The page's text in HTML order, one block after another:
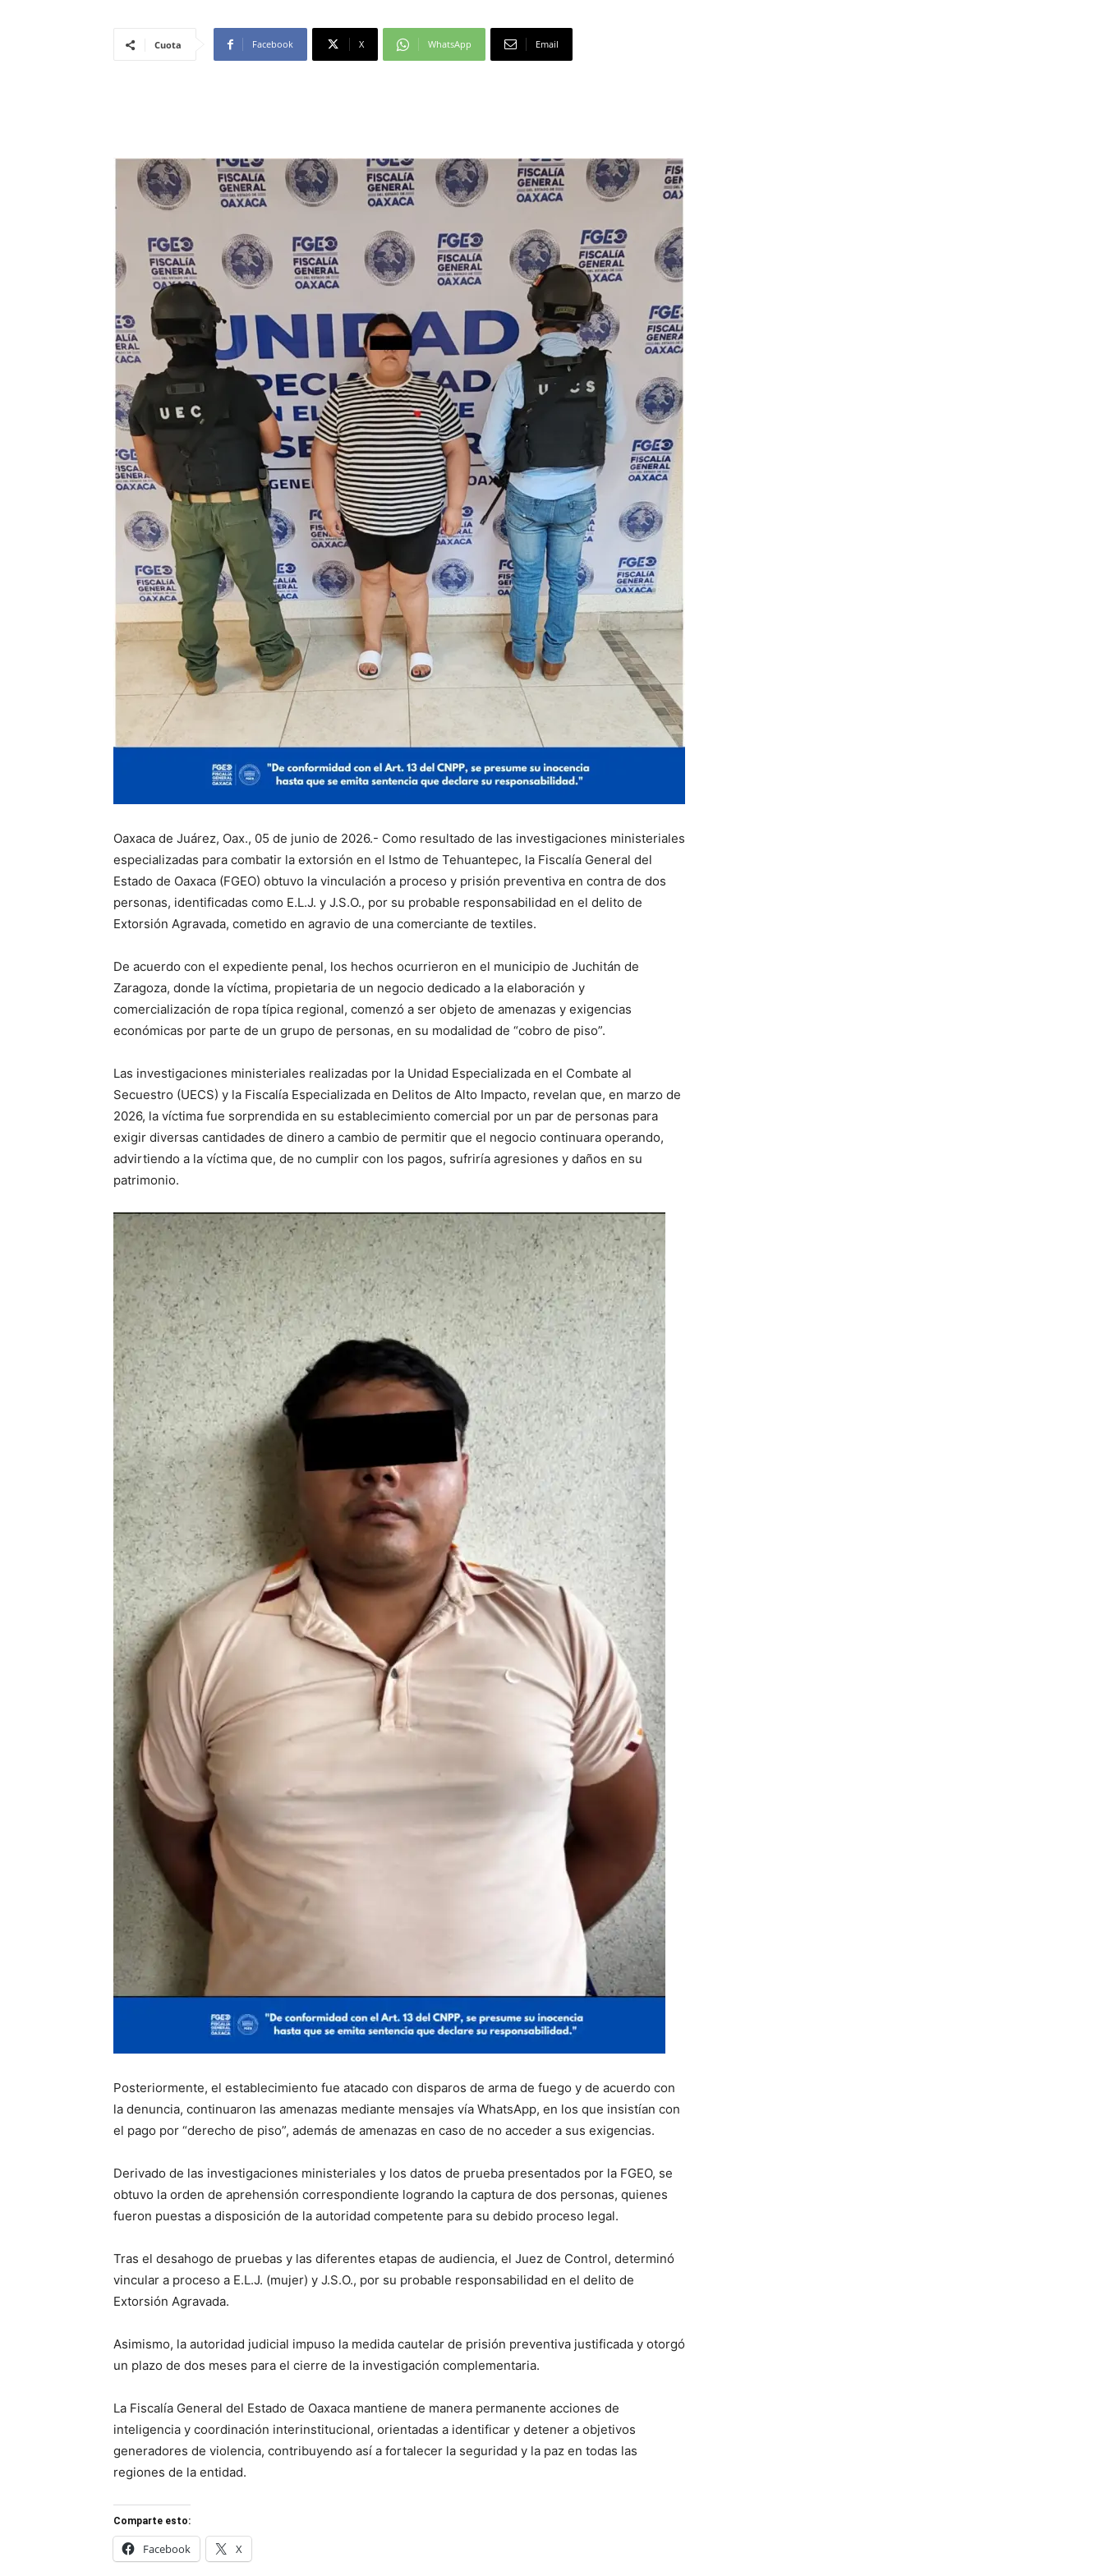
Cuota Facebook X WhatsApp Email
Oaxaca de Juárez, Oax., 05 de junio de 2026.- Como resultado de las investigaciones ministeriales
especializadas para combatir la extorsión en el Istmo de Tehuantepec, la Fiscalía General del
Estado de Oaxaca (FGEO) obtuvo la vinculación a proceso y prisión preventiva en contra de dos
personas, identificadas como E.L.J. y J.S.O., por su probable responsabilidad en el delito de
Extorsión Agravada, cometido en agravio de una comerciante de textiles.
De acuerdo con el expediente penal, los hechos ocurrieron en el municipio de Juchitán de
Zaragoza, donde la víctima, propietaria de un negocio dedicado a la elaboración y
comercialización de ropa típica regional, comenzó a ser objeto de amenazas y exigencias
económicas por parte de un grupo de personas, en su modalidad de “cobro de piso”.
Las investigaciones ministeriales realizadas por la Unidad Especializada en el Combate al
Secuestro (UECS) y la Fiscalía Especializada en Delitos de Alto Impacto, revelan que, en marzo de
2026, la víctima fue sorprendida en su establecimiento comercial por un par de personas para
exigir diversas cantidades de dinero a cambio de permitir que el negocio continuara operando,
advirtiendo a la víctima que, de no cumplir con los pagos, sufriría agresiones y daños en su
patrimonio.
Posteriormente, el establecimiento fue atacado con disparos de arma de fuego y de acuerdo con
la denuncia, continuaron las amenazas mediante mensajes vía WhatsApp, en los que insistían con
el pago por “derecho de piso”, además de amenazas en caso de no acceder a sus exigencias.
Derivado de las investigaciones ministeriales y los datos de prueba presentados por la FGEO, se
obtuvo la orden de aprehensión correspondiente logrando la captura de dos personas, quienes
fueron puestas a disposición de la autoridad competente para su debido proceso legal.
Tras el desahogo de pruebas y las diferentes etapas de audiencia, el Juez de Control, determinó
vincular a proceso a E.L.J. (mujer) y J.S.O., por su probable responsabilidad en el delito de
Extorsión Agravada.
Asimismo, la autoridad judicial impuso la medida cautelar de prisión preventiva justificada y otorgó
un plazo de dos meses para el cierre de la investigación complementaria.
La Fiscalía General del Estado de Oaxaca mantiene de manera permanente acciones de
inteligencia y coordinación interinstitucional, orientadas a identificar y detener a objetivos
generadores de violencia, contribuyendo así a fortalecer la seguridad y la paz en todas las
regiones de la entidad.
Comparte esto:
Facebook X